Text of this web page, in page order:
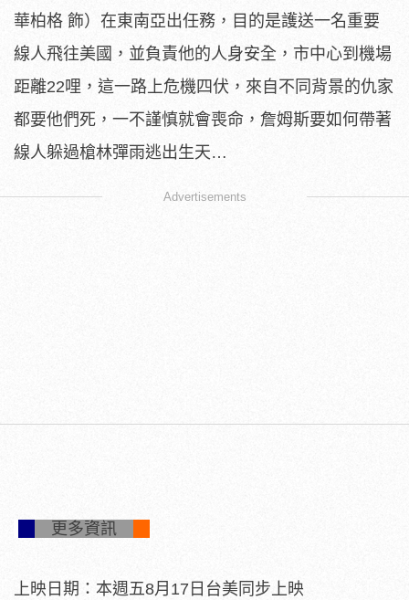
華柏格 飾）在東南亞出任務，目的是護送一名重要
線人飛往美國， 並負責他的人身安全，市中心到機場
距離22哩， 這一路上危機四伏，來自不同背景的仇家
都要他們死， 一不謹慎就會喪命，詹姆斯要如何帶著
線人躲過槍林彈雨逃出生天…
Advertisements
更多資訊
上映日期：本週五8月17日台美同步上映